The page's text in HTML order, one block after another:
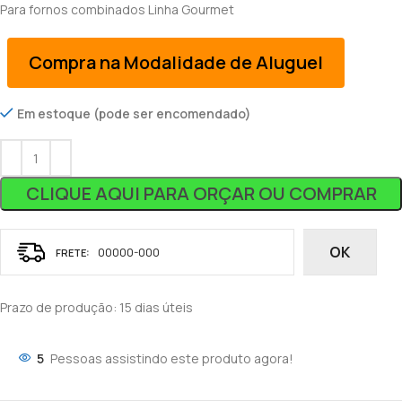
Para fornos combinados Linha Gourmet
Compra na Modalidade de Aluguel
Em estoque (pode ser encomendado)
CLIQUE AQUI PARA ORÇAR OU COMPRAR
OK
Prazo de produção: 15 dias úteis
5 Pessoas assistindo este produto agora!